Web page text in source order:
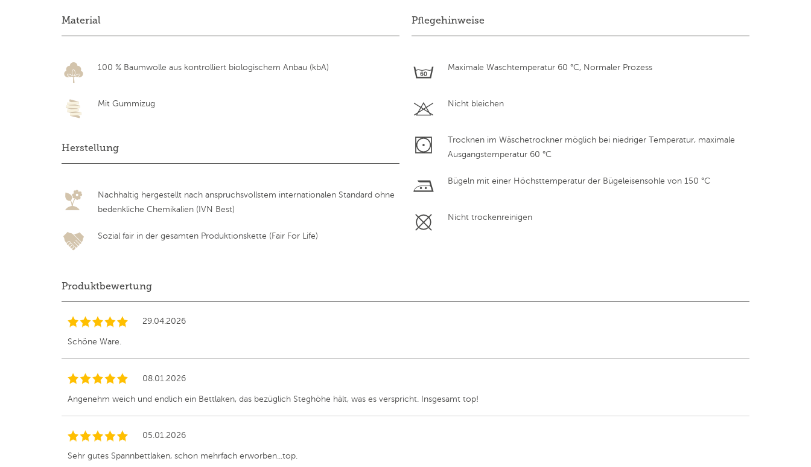
Material
100 % Baumwolle aus kontrolliert biologischem Anbau (kbA)
Mit Gummizug
Herstellung
Nachhaltig hergestellt nach anspruchsvollstem internationalen Standard ohne
bedenkliche Chemikalien (IVN Best)
Sozial fair in der gesamten Produktionskette (Fair For Life)
Pflegehinweise
Maximale Waschtemperatur 60 °C, Normaler Prozess
Nicht bleichen
Trocknen im Wäschetrockner möglich bei niedriger Temperatur, maximale
Ausgangstemperatur 60 °C
Bügeln mit einer Höchsttemperatur der Bügeleisensohle von 150 °C
Nicht trockenreinigen
Produktbewertung
29.04.2026
Schöne Ware.
08.01.2026
Angenehm weich und endlich ein Bettlaken, das bezüglich Steghöhe hält, was es verspricht. Insgesamt top!
05.01.2026
Sehr gutes Spannbettlaken, schon mehrfach erworben...top.